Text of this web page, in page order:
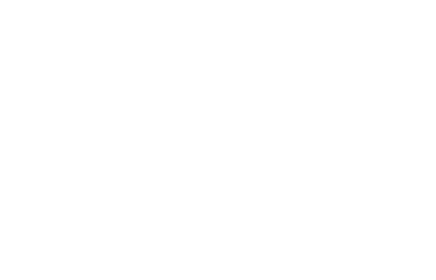
the tower space to telecommunications